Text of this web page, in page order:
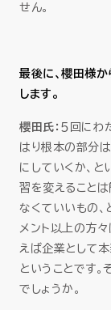
せん。
最後に、櫻田様
します。
櫻田氏： ５回にわ
はり根本の部分
にしていくか、
習を変えること
なくていいもの、
メント以上の方
えば企業として
ということです
でしょうか。